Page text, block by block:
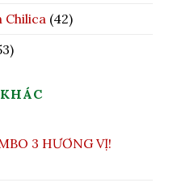
Chilica (42)
3 HƯƠNG VỊ!